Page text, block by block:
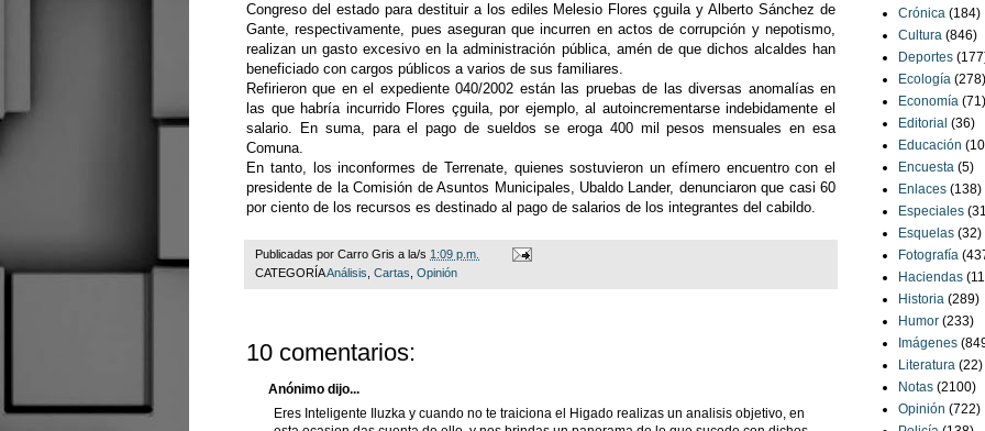
Congreso del estado para destituir a los ediles Melesio Flores çguila y Alberto Sánchez de
Gante, respectivamente, pues aseguran que incurren en actos de corrupción y nepotismo,
realizan un gasto excesivo en la administración pública, amén de que dichos alcaldes han
beneficiado con cargos públicos a varios de sus familiares.
Refirieron que en el expediente 040/2002 están las pruebas de las diversas anomalías en
las que habría incurrido Flores çguila, por ejemplo, al autoincrementarse indebidamente el
salario. En suma, para el pago de sueldos se eroga 400 mil pesos mensuales en esa
Comuna.
En tanto, los inconformes de Terrenate, quienes sostuvieron un efímero encuentro con el
presidente de la Comisión de Asuntos Municipales, Ubaldo Lander, denunciaron que casi 60
por ciento de los recursos es destinado al pago de salarios de los integrantes del cabildo.
Publicadas por Carro Gris a la/s 1:09 p.m.
CATEGORÍAAnálisis Cartas Opinión
10 comentarios:
Anónimo dijo...
Eres Inteligente Iluzka y cuando no te traiciona el Higado realizas un analisis objetivo, en
Crónica (184)
Cultura (846)
Deportes
Ecología (278)
Economía (71)
Editorial (36)
Educación
Encuesta (5)
Enlaces (138)
Especiales
Esquelas (32)
Fotografía
Haciendas
Historia (289)
Humor (233)
Imágenes
Literatura (22)
Notas (2100)
Opinión (722)